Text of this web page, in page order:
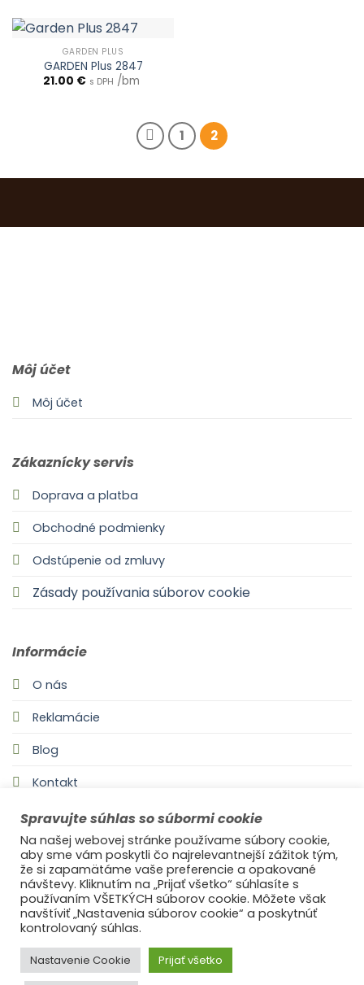
GARDEN PLUS
GARDEN Plus 2847
21.00 € s DPH /bm
1 2
Môj účet
Môj účet
Zákaznícky servis
Doprava a platba
Obchodné podmienky
Odstúpenie od zmluvy
Zásady používania súborov cookie
Informácie
O nás
Reklamácie
Blog
Kontakt
©2021Ufonaut - Webcreation
Spravujte súhlas so súbormi cookie
Na našej webovej stránke používame súbory cookie,
aby sme vám poskytli čo najrelevantnejší zážitok tým,
že si zapamätáme vaše preferencie a opakované
návštevy. Kliknutím na „Prijať všetko“ súhlasíte s
používaním VŠETKÝCH súborov cookie. Môžete však
navštíviť „Nastavenia súborov cookie“ a poskytnúť
kontrolovaný súhlas.
Nastavenie Cookie Prijať všetko